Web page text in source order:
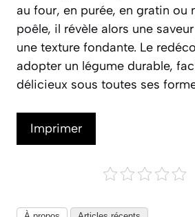
au four, en purée, en gratin ou
poêle, il révèle alors une
une texture fondante. Le
adopter un légume durable,
délicieux sous toutes ses
Imprimer